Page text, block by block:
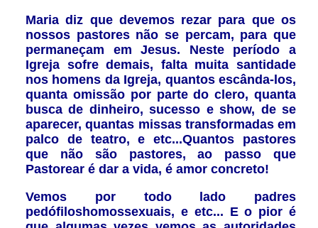
Maria diz que devemos rezar para que os
nossos pastores não se percam, para que
permaneçam em Jesus. Neste período a
Igreja sofre demais, falta muita santidade
nos homens da Igreja, quantos escânda-los,
quanta omissão por parte do clero, quanta
busca de dinheiro, sucesso e show, de se
aparecer, quantas missas transformadas em
palco de teatro, e etc...Quantos pastores
que não são pastores, ao passo que
Pastorear é dar a vida, é amor concreto!
Vemos por todo lado padres
pedófiloshomossexuais, e etc... E o pior é